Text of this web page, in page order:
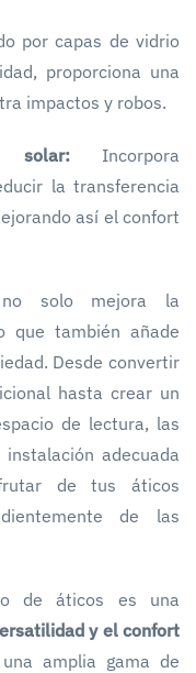
por capas de vidrio
proporciona una
impactos y robos.
solar: Incorpora
la transferencia
así el confort
no solo mejora la
que también añade
Desde convertir
hasta crear un
de lectura, las
adecuada
de tus áticos
de las
de áticos es una
y el confort
amplia gama de